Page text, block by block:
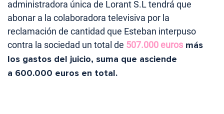
administradora única de Lorant S.L tendrá que
abonar a la colaboradora televisiva por la
reclamación de cantidad que Esteban interpuso
contra la sociedad un total de 507.000 euros más
los gastos del juicio, suma que asciende
a 600.000 euros en total.